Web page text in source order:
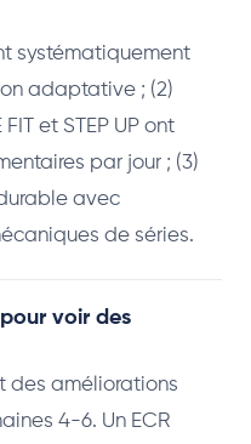
systématiquement
adaptative ; (2)
et STEP UP ont
par jour ; (3)
avec
de séries.
voir des
des améliorations
4-6. Un ECR